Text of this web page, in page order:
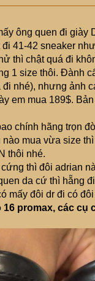
ông quen đi giày
41-42 sneaker
thì chật quá đi
1 size thôi. Đành
nhé), nhưng ảnh
em mua 189$.
chính hãng trọn
mua vừa size
thôi nhé.
thì đôi adrian
da cứ thì hẵng
mấy đôi dr đi có
promax, các cụ